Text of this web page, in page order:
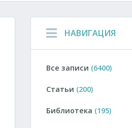
НАВИГАЦИЯ
Все записи (6400)
Статьи (200)
Библиотека (195)